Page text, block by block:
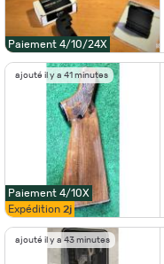
Paiement 4/10/24X
ajouté il y a 41 minutes
Paiement 4/10X
Expédition 2j
ajouté il y a 43 minutes